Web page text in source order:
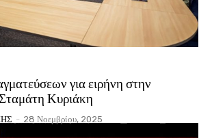
για ειρήνη στην
Κυριάκη
- 28 Νοεμβρίου, 2025